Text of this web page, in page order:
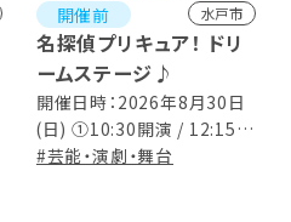
開催前 水戸市
名探偵プリキュア！ ドリ
ームステージ♪
開催日時：2026年8月30日
(日) ①10:30開演 / 12:15終
演予定 （途中15分間の休
#芸能・演劇・舞台